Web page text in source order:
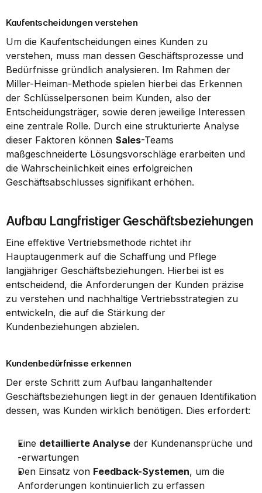
Kaufentscheidungen verstehen
Um die Kaufentscheidungen eines Kunden zu
verstehen, muss man dessen Geschäftsprozesse und
Bedürfnisse gründlich analysieren. Im Rahmen der
Miller-Heiman-Methode spielen hierbei das Erkennen
der Schlüsselpersonen beim Kunden, also der
Entscheidungsträger, sowie deren jeweilige Interessen
eine zentrale Rolle. Durch eine strukturierte Analyse
dieser Faktoren können Sales-Teams
maßgeschneiderte Lösungsvorschläge erarbeiten und
die Wahrscheinlichkeit eines erfolgreichen
Geschäftsabschlusses signifikant erhöhen.
Aufbau Langfristiger Geschäftsbeziehungen
Eine effektive Vertriebsmethode richtet ihr
Hauptaugenmerk auf die Schaffung und Pflege
langjähriger Geschäftsbeziehungen. Hierbei ist es
entscheidend, die Anforderungen der Kunden präzise
zu verstehen und nachhaltige Vertriebsstrategien zu
entwickeln, die auf die Stärkung der
Kundenbeziehungen abzielen.
Kundenbedürfnisse erkennen
Der erste Schritt zum Aufbau langanhaltender
Geschäftsbeziehungen liegt in der genauen Identifikation
dessen, was Kunden wirklich benötigen. Dies erfordert:
Eine detaillierte Analyse der Kundenansprüche und
-erwartungen
Den Einsatz von Feedback-Systemen, um die
Anforderungen kontinuierlich zu erfassen